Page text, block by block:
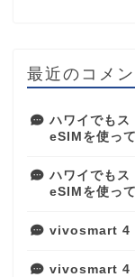
最近のコメン
ハワイでも
eSIMを使っ
ハワイでも
eSIMを使っ
vivosmart 4
vivosmart 4